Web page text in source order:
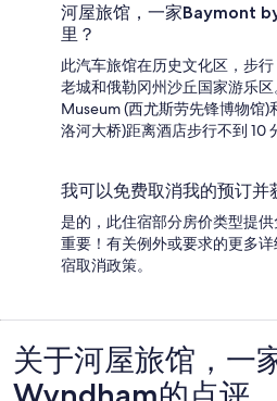
河屋旅馆，一家Baymont
里？
此汽车旅馆在历史文化区，步
老城和俄勒冈州沙丘国家游乐
Museum (西尤斯劳先锋博物馆)
洛河大桥)距离酒店步行不到 10
我可以免费取消我的预订并
是的，此住宿部分房价类型提
重要！有关例外或要求的更多
宿取消政策。
点
评
关于河屋旅馆，一